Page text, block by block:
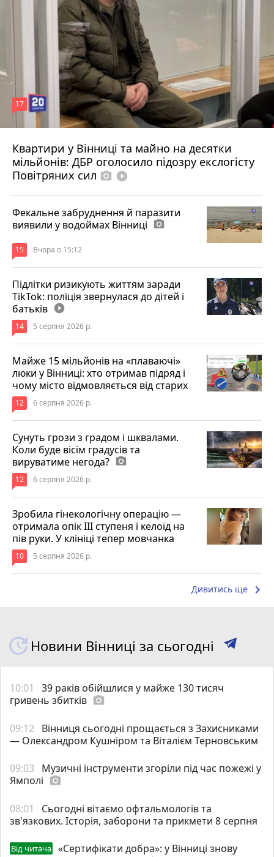
Квартири у Вінниці та майно на десятки
мільйонів: ДБР оголосило підозру екслогісту
Повітряних сил photo_camera play_circle_filled
17
6 серпня 2026 р.
Фекальне забруднення й паразити
виявили у водоймах Вінниці photo_camera
15 Вчора о 15:12
Підлітки ризикують життям заради
TikTok: поліція звернулася до дітей і
батьків play_circle_filled
14 5 серпня 2026 р.
Майже 15 мільйонів на «плаваючі»
люки у Вінниці: хто отримав підряд і
чому місто відмовляється від старих
12 6 серпня 2026 р.
Сунуть грози з градом і шквалами.
Коли буде вісім градусів та
вируватиме негода? photo_camera
12 6 серпня 2026 р.
Зробила гінекологічну операцію —
отримала опік ІІІ ступеня і келоїд на
пів руки. У клініці тепер мовчанка
10 5 серпня 2026 р.
Дивитись ще keyboard_arrow_right
Новини Вінниці за сьогодні
10:01
39 раків обійшлися у майже 130 тисяч
гривень збитків photo_camera
09:12
Вінниця сьогодні прощається з Захисниками
— Олександром Кушніром та Віталієм Терновським
09:03
Музичні інструменти згоріли під час пожежі у
Ямполі photo_camera
08:01
Сьогодні вітаємо офтальмологів та
зв'язкових. Історія, заборони та прикмети 8 серпня
Від читача
«Сертифікати добра»: у Вінниці знову